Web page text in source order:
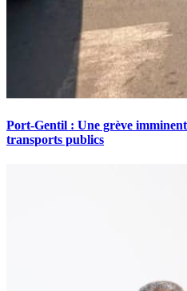
Port-Gentil : Une grève
transports publics